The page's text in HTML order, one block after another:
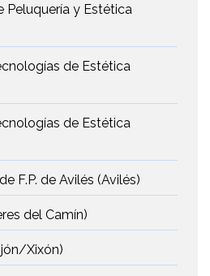
Peluquería y Estética
de Estética
de Estética
F.P. de Avilés (Avilés)
del Camín)
Xixón)